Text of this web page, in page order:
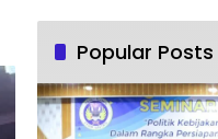
Popular Posts